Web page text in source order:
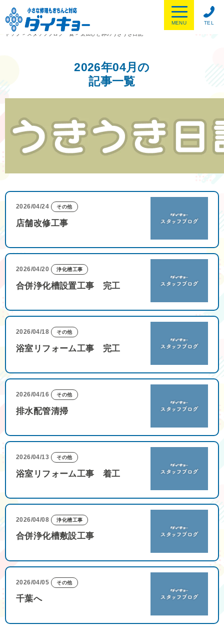
TEL
MENU
トップ
> スタッフブログ一覧 > 太田ひとみのうきうき日記
2026年04月の
記事一覧
2026/04/24 その他
店舗改修工事
2026/04/20 浄化槽工事
合併浄化槽設置工事 完工
2026/04/18 その他
浴室リフォーム工事 完工
2026/04/16 その他
排水配管清掃
2026/04/13 その他
浴室リフォーム工事 着工
2026/04/08 浄化槽工事
合併浄化槽敷設工事
2026/04/05 その他
千葉へ